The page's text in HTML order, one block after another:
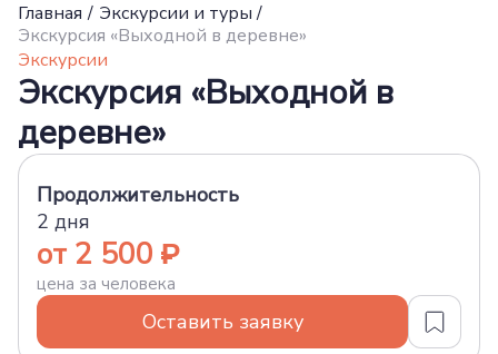
Главная / Экскурсии и туры /
Экскурсия «Выходной в деревне»
Экскурсии
Экскурсия «Выходной в
деревне»
Продолжительность
2 дня
от 2 500
цена за человека
Оставить заявку